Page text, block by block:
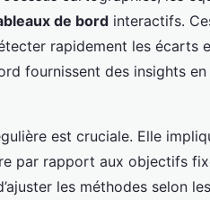
de bord interactifs.
rapidement les écarts
fournissent des insights
est cruciale. Elle
par rapport aux objectifs
les méthodes selon